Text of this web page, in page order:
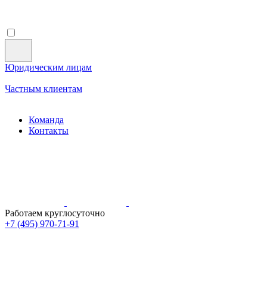
Юридическим лицам
Частным клиентам
Команда
Контакты
Работаем круглосуточно
+7 (495) 970-71-91